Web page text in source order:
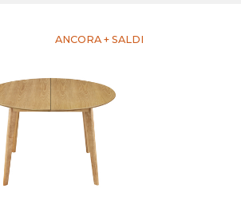
ANCORA + SALDI